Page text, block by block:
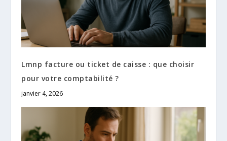
Lmnp facture ou ticket de caisse : que choisir
pour votre comptabilité ?
janvier 4, 2026